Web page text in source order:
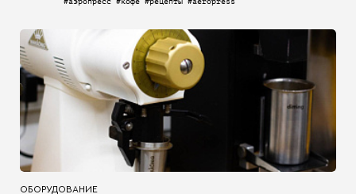
ОБОРУДОВАНИЕ